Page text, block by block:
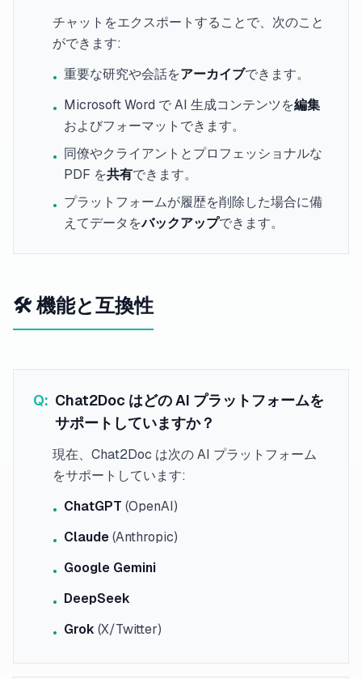
チャットをエクスポートすることで、次のこと
ができます:
• 重要な研究や会話をアーカイブできます。
• Microsoft Word で AI 生成コンテンツを編集
およびフォーマットできます。
• 同僚やクライアントとプロフェッショナルな
PDF を共有できます。
• プラットフォームが履歴を削除した場合に備
えてデータをバックアップできます。
🛠 機能と互換性
Q: Chat2Doc はどの AI プラットフォームを
サポートしていますか？
現在、Chat2Doc は次の AI プラットフォーム
をサポートしています:
• ChatGPT (OpenAI)
• Claude(Anthropic)
• Google Gemini
• DeepSeek
• Grok (X/Twitter)